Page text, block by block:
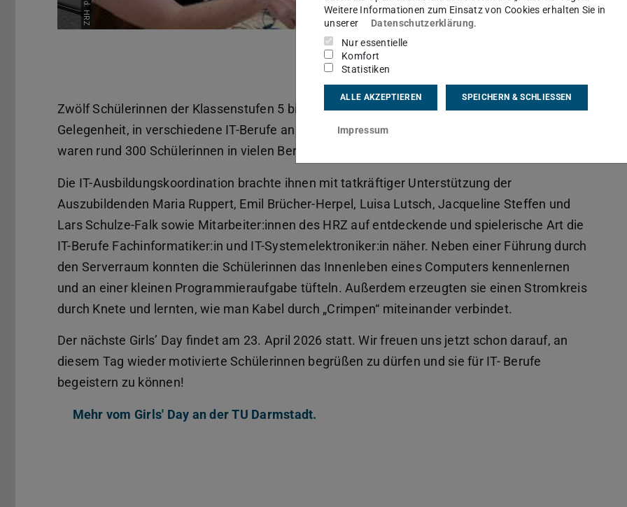
Zwölf Schülerinnen der Klassenstufen 5 bis 7 erhielten im Rahmen des Girls‘ Daydie
Gelegenheit, in verschiedene IT-Berufe an der TU Darmstadt hineinzuschnuppern. Insgesamt
waren rund 300 Schülerinnen in vielen Bereichen der TU Darmstadt an diesem Tag zu Gast.
Die IT-Ausbildungskoordination brachte ihnen mit tatkräftiger Unterstützung der
Auszubildenden Maria Ruppert, Emil Brücher-Herpel, Luisa Lutsch, Jacqueline Steffen und
Lars Schulze-Falk sowie Mitarbeiter:innen des HRZ auf entdeckende und spielerische Art die
IT-Berufe Fachinformatiker:in und IT-Systemelektroniker:in näher. Neben einer Führung durch
den Serverraum konnten die Schülerinnen das Innenleben eines Computers kennenlernen
und an einer kleinen Programmieraufgabe tüfteln. Außerdem erzeugten sie einen Stromkreis
durch Knete und lernten, wie man Kabel durch „Crimpen“ miteinander verbindet.
Der nächste Girls’ Day findet am 23. April 2026 statt. Wir freuen uns jetzt schon darauf, an
diesem Tag wieder motivierte Schülerinnen begrüßen zu dürfen und sie für IT- Berufe
begeistern zu können!
Mehr vom Girls' Day an der TU Darmstadt.
Weitere Informationen zum Einsatz von Cookies erhalten Sie in
unserer
Datenschutzerklärung.
Nur essentielle
Komfort
Statistiken
ALLE AKZEPTIEREN SPEICHERN & SCHLIESSEN
Impressum